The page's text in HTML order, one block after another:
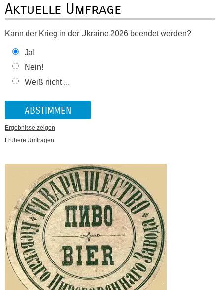
Aktuelle Umfrage
Kann der Krieg in der Ukraine 2026 beendet werden?
Ja!
Nein!
Weiß nicht ...
Ergebnisse zeigen
Frühere Umfragen